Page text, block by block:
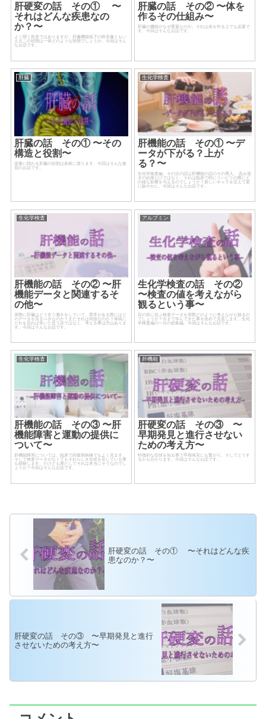
肝硬変の話 その① 〜
それはどんな疾患なの
か？〜
よく聞く疾患ではありますが、肝臓機能低下の終末像ともい
えるこの状態は一体どのような状態でしょうか。今回はそん
なお話です。
肝臓の話 その② 〜体を
作るその仕組み〜
肝臓の機能がなぜ重要なのか。それは体を作る上でも必要で
す。今回はそんなお話です。
肝臓
肝臓の話 その① 〜その
構造と役割〜
栄養に関わる肝臓の役割は多岐に渡ります。今回はそんな復
習のお話です。
生化学検査
肝機能の話 その① 〜デ
ータが下がる？上が
る？〜
生化学検査編。その次の話は肝機能の話のその導入。 呑み過
ぎの結果だけではなく、それは臨床で特にリハビリの際にど
の様な影響を与えるのでしょうか？新しいキャラを交えて更
に賑やかに。今回はそんなお話です。
生化学検査
肝機能の話 その② 〜肝
機能データと関連するそ
の他〜
実際に肝臓はどう言う働きをしていて、異常がある際にはど
のデータを見るべきなのか？またそれは何故なのか？単純に
どれを見れば良いと言う訳ではなく、考える事は沢山ありま
す。今回はそんなお話です。
アルブミン
生化学検査の話 その②
〜検査の値を考えながら
観るという事〜
目の前に並ぶ検査データを実際どのように考えながら観るの
でしょうか？今まで学んできた事を改めて見直します。生化
学検査編の一旦の総集編。今回はそんなお話です。
生化学検査
肝機能の話 その③ 〜肝
機能障害と運動の提供に
ついて〜
肝機能障害については、臨床で回復期病棟でもよく見ます。
そして検査データがなくてもそれらしき症状を呈している事
も経験します。だけども果たしてそれは本当にそうなのでし
ょうか？今回はそんなお話です。
肝機能
肝硬変の話 その③ 〜
早期発見と進行させない
ための考え方〜
特徴的な症状を知る事で早期発見にも繋がり、そしてどうす
るかも分かります。今回はそんなお話です。
肝硬変の話 その① 〜それはどんな疾
患なのか？〜
肝硬変の話 その③ 〜早期発見と進行
させないための考え方〜